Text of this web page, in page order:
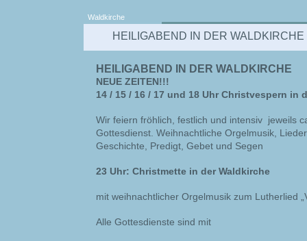
Waldkirche
HEILIGABEND IN DER WALDKIRCHE
HEILIGABEND IN DER WALDKIRCHE
NEUE ZEITEN!!!
14 / 15 / 16 / 17 und 18 Uhr Christvespern in
Wir feiern fröhlich, festlich und intensiv jeweils
Gottesdienst. Weihnachtliche Orgelmusik,
Geschichte, Predigt, Gebet und Segen
23 Uhr: Christmette in der Waldkirche
mit weihnachtlicher Orgelmusik zum Lutherlied
Alle Gottesdienste sind mit